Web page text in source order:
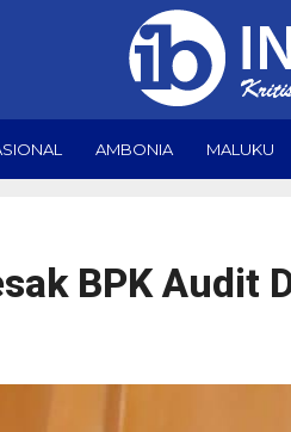
AMBONIA MALUKU
BPK Audit